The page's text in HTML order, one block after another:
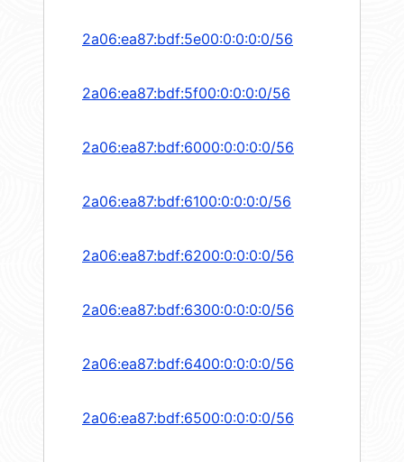
2a06:ea87:bdf:5e00:0:0:0:0/56
2a06:ea87:bdf:5f00:0:0:0:0/56
2a06:ea87:bdf:6000:0:0:0:0/56
2a06:ea87:bdf:6100:0:0:0:0/56
2a06:ea87:bdf:6200:0:0:0:0/56
2a06:ea87:bdf:6300:0:0:0:0/56
2a06:ea87:bdf:6400:0:0:0:0/56
2a06:ea87:bdf:6500:0:0:0:0/56